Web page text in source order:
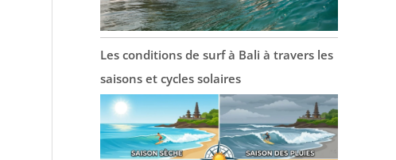
Les conditions de surf à Bali à travers les
saisons et cycles solaires